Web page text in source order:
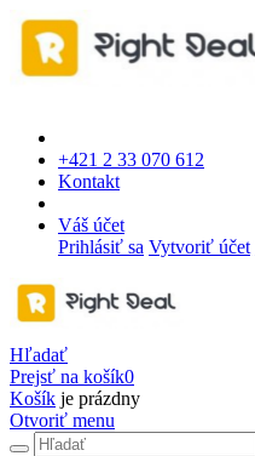
+421 2 33 070 612
Kontakt
Váš účet
Prihlásiť sa Vytvoriť účet
Hľadať
Prejsť na košík0
Košík je prázdny
Otvoriť menu